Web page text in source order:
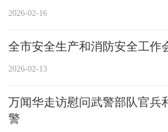
2026-02-16
全市安全生产和消防安全工作
2026-02-13
万闻华走访慰问武警部队官兵
警